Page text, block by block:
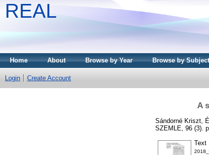
REAL
Home About Browse by Year Browse by Subject
Login Create Account
A
Sándorné Kriszt,
SZEMLE, 96 (3).
Text